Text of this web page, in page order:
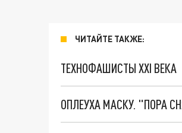
ЧИТАЙТЕ ТАКЖЕ:
ТЕХНОФАШИСТЫ XXI ВЕКА
ОПЛЕУХА МАСКУ. "ПОРА